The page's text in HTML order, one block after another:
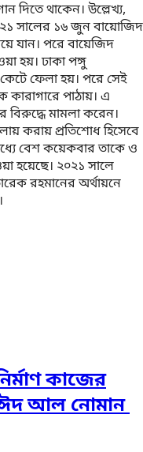
দিতে থাকেন। উল্লেখ্য,
সালের ১৬ জুন বায়োজিদ
যান। পরে বায়েজিদ
হয়। ঢাকা পঙ্গু
ফেলা হয়। পরে সেই
পাঠায়। এ
মামলা করেন।
করায় প্রতিশোধ হিসেবে
বেশ কয়েকবার তাকে ও
হয়েছে। ২০২১ সালে
রহমানের অর্থায়নে
কাজের
আল নোমান